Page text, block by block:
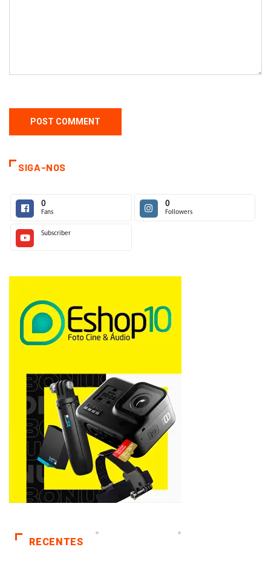
SIGA-NOS
0
Fans
0
Followers
Subscriber
RECENTES